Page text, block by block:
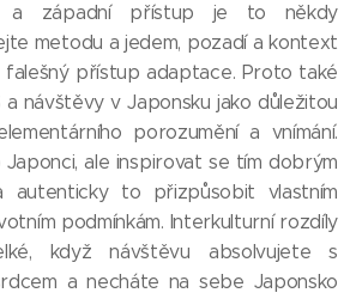
a západní přístup je to někdy
metodu a jedem, pozadí a kontext
falešný přístup adaptace. Proto také
a návštěvy v Japonsku jako důležitou
porozumění a vnímání.
ale inspirovat se tím dobrým
autenticky to přizpůsobit vlastním
podmínkám. Interkulturní rozdíly
když návštěvu absolvujete s
a necháte na sebe Japonsko